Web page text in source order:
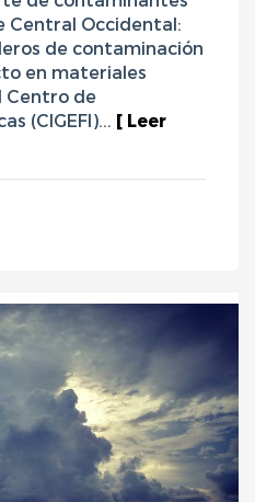
Central Occidental:
de contaminación
en materiales
Centro de
(CIGEFI)... [ Leer